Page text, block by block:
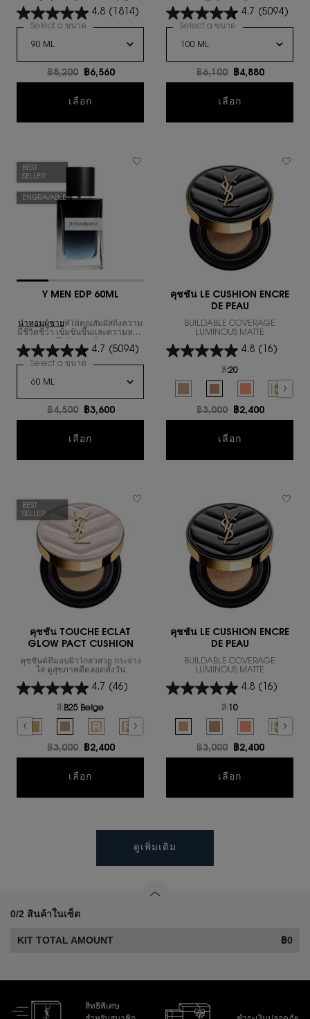
เป็นตัวแทนของผู้หญิงที่มีความ
สามารถและมั่นใจในตนเอง
4.8 (1814)
Select a ขนาด for น้ำหอมผู้หญิง LIBRE EAU DE PARFUM INTENSE
ราคาเก่า
฿8,200 ราคาใหม่
฿6,560
เลือก น้ำหอมผู้หญิง LIBRE EAU DE PARFUM
4.7 (5094)
Select a ขนาด for นํ้าหอมผู้ชาย Y
ราคาเก่า
฿6,100 ราคาใหม่
฿4,880
เลือก
BEST
SELLER
ENGRAVABLE
Y MEN EDP 60ML
น้ำหอมผู้ชายที่ให้คุณสัมผัสถึงความ
มีชีวิตชีวา เข้มข้นขึ้นและความหอม
4.7 (5094)
Select a ขนาด for Y MEN EDP 60ML
ราคาเก่า
฿4,500 ราคาใหม่
฿3,600
เลือก
คุชชั่น LE CUSHION ENCRE
DE PEAU
BUILDABLE COVERAGE
LUMINOUS MATTE
4.8 (16)
สี:20
for คุชชั่น LE
10 color for คุชชั่น LE CUSHION
20 color for คุชชั่น LE
Selected
30 color for คุชชั่
REFILL
ราคาเก่า
฿3,000 ราคาใหม่
฿2,400
เลือก
BEST
SELLER
คุชชั่น TOUCHE ECLAT
GLOW PACT CUSHION
คุชชั่นด์ที่มอบผิวโกลวสวย กระจ่าง
ใส ดูสุขภาพดีตลอดทั้งวัน
4.7 (46)
สี: B25 Beige
Select a colour
for คุชชั่น TOUCHE ECLAT GLOW PACT CUSHION
color for คุชชั่น TOUCHE ECLAT GLOW PACT CUSHION, 1 of 7
Selected
B20 Ivory color for คุชชั่น TOUCHE ECLAT GLOW PACT CUSHION, 2 of 7
B30 Almond color for คุชชั่น TOUCHE ECLAT GLOW PACT CUSHION, 3
Selected
B25 Beige color for คุชชั่น TOUCHE ECLAT GLOW PACT
Selected
B10 PORCELAIN REFILL color for คุชชั่น TOUCHE ECLAT
Selected
B20 IVORY REFILL color for คุชชั่น TOUCHE
B30 ALMOND REFILL color for คุชชั่น
ราคาเก่า
฿3,000 ราคาใหม่
฿2,400
เลือก คุชชั่น TOUCHE ECLAT GLOW PACT
คุชชั่น LE CUSHION ENCRE
DE PEAU
BUILDABLE COVERAGE
LUMINOUS MATTE
4.8 (16)
สี: 10
for คุชชั่น LE
10 color for คุชชั่น LE CUSHION
20 color for คุชชั่น LE
Selected
30 color for คุชชั่
REFILL
ราคาเก่า
฿3,000 ราคาใหม่
฿2,400
เลือก
ดูเพิ่มเติม
0/2 สินค้าในเซ็ต
KIT TOTAL AMOUNT ฿0
สิทธิพิเศษ